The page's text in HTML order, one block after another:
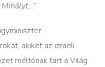
akiket az izraeli
méltónak tart a Világ